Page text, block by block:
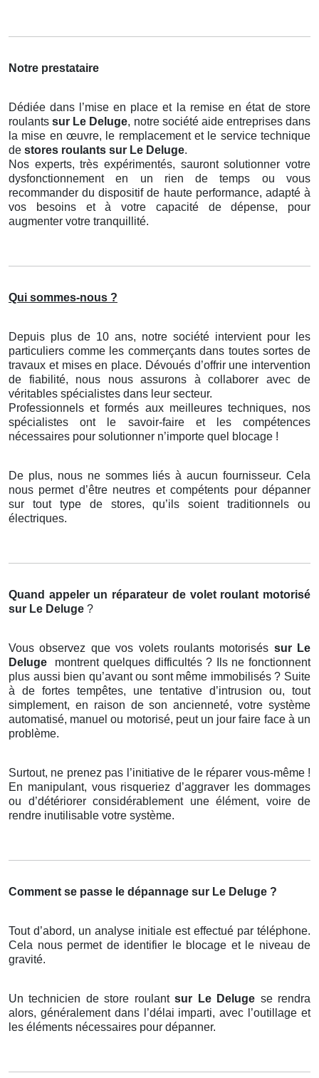
Notre prestataire
Dédiée dans l’mise en place et la remise en état de store
roulantssur Le Deluge, notre société aide entreprises dans
la mise en œuvre, le remplacement et le service technique
de stores roulants sur Le Deluge.
Nos experts, très expérimentés, sauront solutionner votre
dysfonctionnement en un rien de temps ou vous
recommander du dispositif de haute performance, adapté à
vos besoins et à votre capacité de dépense, pour
augmenter votre tranquillité.
Qui sommes-nous ?
Depuis plus de 10 ans, notre société intervient pour les
particuliers comme les commerçants dans toutes sortes de
travaux et mises en place. Dévoués d’offrir une intervention
de fiabilité, nous nous assurons à collaborer avec de
véritables spécialistes dans leur secteur.
Professionnels et formés aux meilleures techniques, nos
spécialistes ont le savoir-faire et les compétences
nécessaires pour solutionner n’importe quel blocage !
De plus, nous ne sommes liés à aucun fournisseur. Cela
nous permet d’être neutres et compétents pour dépanner
sur tout type de stores, qu’ils soient traditionnels ou
électriques.
Quand appeler un réparateur de volet roulant motorisé
sur Le Deluge ?
Vous observez que vos volets roulants motorisés sur Le
Deluge
montrent quelques difficultés ? Ils ne fonctionnent
plus aussi bien qu’avant ou sont même immobilisés ? Suite
à de fortes tempêtes, une tentative d’intrusion ou, tout
simplement, en raison de son ancienneté, votre système
automatisé, manuel ou motorisé, peut un jour faire face à un
problème.
Surtout, ne prenez pas l’initiative de le réparer vous-même !
En manipulant, vous risqueriez d’aggraver les dommages
ou d’détériorer considérablement une élément, voire de
rendre inutilisable votre système.
Comment se passe le dépannage sur Le Deluge ?
Tout d’abord, un analyse initiale est effectué par téléphone.
Cela nous permet de identifier le blocage et le niveau de
gravité.
Un technicien de store roulantsur Le Deluge se rendra
alors, généralement dans l’délai imparti, avec l’outillage et
les éléments nécessaires pour dépanner.